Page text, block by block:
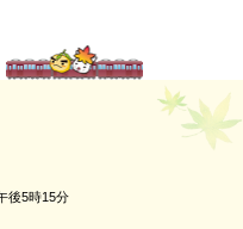
後5時15分